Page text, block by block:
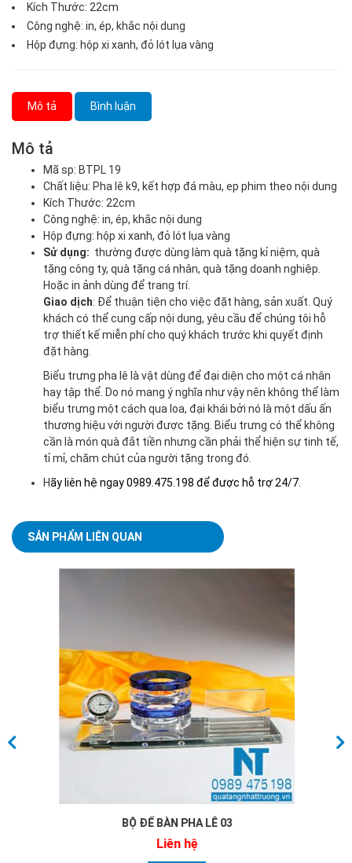
Kích Thước: 22cm
Công nghệ: in, ép, khắc nội dung
Hộp đựng: hộp xi xanh, đỏ lót lụa vàng
Mô tả Bình luận
Mô tả
Mã sp: BTPL 19
Chất liệu: Pha lê k9, kết hợp đá màu, ep phim theo nội dung
Kích Thước: 22cm
Công nghệ: in, ép, khắc nội dung
Hộp đựng: hộp xi xanh, đỏ lót lụa vàng
Sử dụng: thường được dùng làm quà tặng kỉ niệm, quà
tặng công ty, quà tặng cá nhân, quà tặng doanh nghiệp.
Hoặc in ảnh dùng để trang trí.
Giao dịch: Để thuận tiện cho việc đặt hàng, sản xuất. Quý
khách có thể cung cấp nội dung, yêu cầu để chúng tôi hỗ
trợ thiết kế miễn phí cho quý khách trước khi quyết định
đặt hàng.
Biểu trưng pha lê là vật dùng để đại diện cho một cá nhân
hay tập thể. Do nó mang ý nghĩa như vậy nên không thể làm
biểu trưng một cách qua loa, đại khái bởi nó là một dấu ấn
thương hiệu với người được tặng. Biểu trưng có thể không
cần là món quà đắt tiền nhưng cần phải thể hiện sự tinh tế,
tỉ mỉ, chăm chút của người tặng trong đó.
Hãy liên hệ ngay 0989.475.198 để được hỗ trợ 24/7.
SẢN PHẨM LIÊN QUAN
BỘ ĐỂ BÀN PHA LÊ 03
Liên hệ